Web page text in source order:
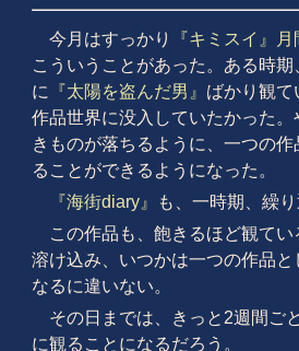
今月はすっかり 『キミスイ』月
こういうことがあった。ある時期
に 『太陽を盗んだ男』 ばかり観て
作品世界に没入していたかった
きものが落ちるように、一つの
ることができるようになった。
『海街diary』
も、一時期、繰
この作品も、飽きるほど観て
溶け込み、いつかは一つの作品
なるに違いない。
その日までは、きっと2週間ご
に観ることになるだろう。